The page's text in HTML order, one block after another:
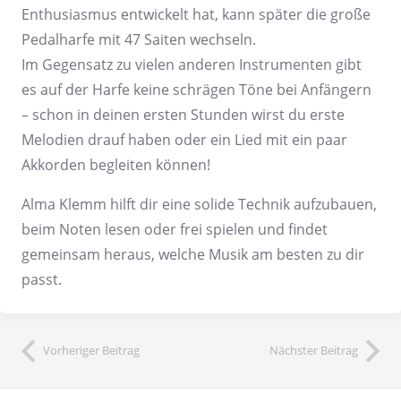
Enthusiasmus entwickelt hat, kann später die große
Pedalharfe mit 47 Saiten wechseln.
Im Gegensatz zu vielen anderen Instrumenten gibt
es auf der Harfe keine schrägen Töne bei Anfängern
– schon in deinen ersten Stunden wirst du erste
Melodien drauf haben oder ein Lied mit ein paar
Akkorden begleiten können!
Alma Klemm hilft dir eine solide Technik aufzubauen,
beim Noten lesen oder frei spielen und findet
gemeinsam heraus, welche Musik am besten zu dir
passt.
Vorheriger Beitrag Nächster Beitrag